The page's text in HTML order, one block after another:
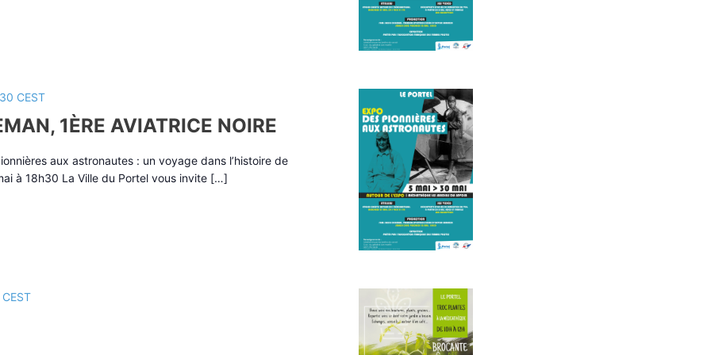
1ÈRE AVIATRICE NOIRE
CEST
aux astronautes : un voyage dans l’histoire de
à 18h30 La Ville du Portel vous invite […]
CEST